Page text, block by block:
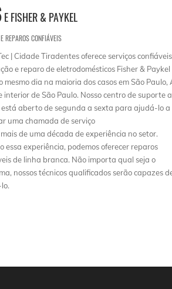
E FISHER & PAYKEL
REPAROS CONFIÁVEIS
| Cidade Tiradentes oferece serviços
e reparo de eletrodomésticos Fisher & Paykel
mesmo dia na maioria dos casos em São Paulo,
interior de São Paulo. Nosso centro de suporte
aberto de segunda a sexta para ajudá-lo a
uma chamada de serviço
mais de uma década de experiência no setor.
essa experiência, podemos oferecer reparos
​​de linha branca. Não importa qual seja o
nossos técnicos qualificados serão capazes